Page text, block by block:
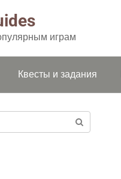
играм
Квесты и задания